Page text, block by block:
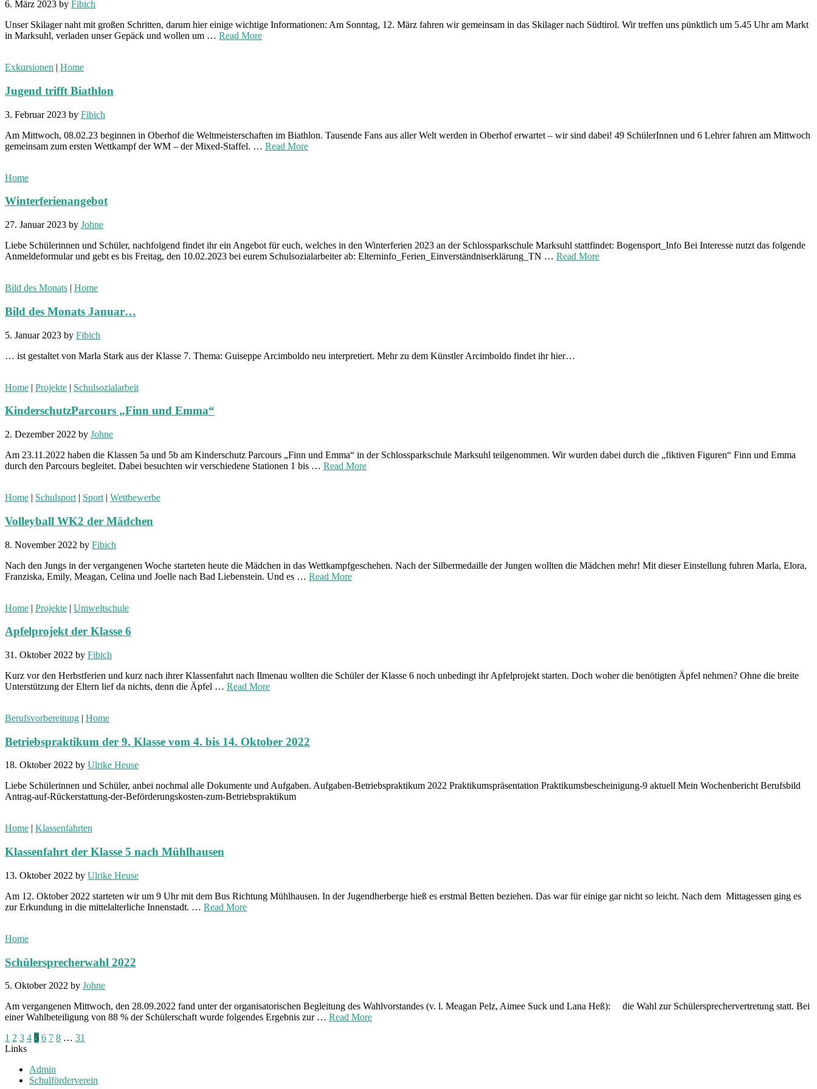
6. März 2023 by Fibich
Unser Skilager naht mit großen Schritten, darum hier einige wichtige Informationen: Am Sonntag, 12. März fahren wir gemeinsam in das Skilager nach Südtirol. Wir treffen uns pünktlich um 5.45 Uhr am Markt
in Marksuhl, verladen unser Gepäck und wollen um … Read More
Exkursionen | Home
Jugend trifft Biathlon
3. Februar 2023 by Fibich
Am Mittwoch, 08.02.23 beginnen in Oberhof die Weltmeisterschaften im Biathlon. Tausende Fans aus aller Welt werden in Oberhof erwartet – wir sind dabei! 49 SchülerInnen und 6 Lehrer fahren am Mittwoch
gemeinsam zum ersten Wettkampf der WM – der Mixed-Staffel. … Read More
Home
Winterferienangebot
27. Januar 2023 by Johne
Liebe Schülerinnen und Schüler, nachfolgend findet ihr ein Angebot für euch, welches in den Winterferien 2023 an der Schlossparkschule Marksuhl stattfindet: Bogensport_Info Bei Interesse nutzt das folgende
Anmeldeformular und gebt es bis Freitag, den 10.02.2023 bei eurem Schulsozialarbeiter ab: Elterninfo_Ferien_Einverständniserklärung_TN … Read More
Bild des Monats | Home
Bild des Monats Januar…
5. Januar 2023 by Fibich
… ist gestaltet von Marla Stark aus der Klasse 7. Thema: Guiseppe Arcimboldo neu interpretiert. Mehr zu dem Künstler Arcimboldo findet ihr hier…
Home | Projekte | Schulsozialarbeit
KinderschutzParcours „Finn und Emma“
2. Dezember 2022 by Johne
Am 23.11.2022 haben die Klassen 5a und 5b am Kinderschutz Parcours „Finn und Emma“ in der Schlossparkschule Marksuhl teilgenommen. Wir wurden dabei durch die „fiktiven Figuren“ Finn und Emma
durch den Parcours begleitet. Dabei besuchten wir verschiedene Stationen 1 bis … Read More
Home | Schulsport | Sport | Wettbewerbe
Volleyball WK2 der Mädchen
8. November 2022 by Fibich
Nach den Jungs in der vergangenen Woche starteten heute die Mädchen in das Wettkampfgeschehen. Nach der Silbermedaille der Jungen wollten die Mädchen mehr! Mit dieser Einstellung fuhren Marla, Elora,
Franziska, Emily, Meagan, Celina und Joelle nach Bad Liebenstein. Und es … Read More
Home | Projekte | Umweltschule
Apfelprojekt der Klasse 6
31. Oktober 2022 by Fibich
Kurz vor den Herbstferien und kurz nach ihrer Klassenfahrt nach Ilmenau wollten die Schüler der Klasse 6 noch unbedingt ihr Apfelprojekt starten. Doch woher die benötigten Äpfel nehmen? Ohne die breite
Unterstützung der Eltern lief da nichts, denn die Äpfel … Read More
Berufsvorbereitung | Home
Betriebspraktikum der 9. Klasse vom 4. bis 14. Oktober 2022
18. Oktober 2022 by Ulrike Heuse
Liebe Schülerinnen und Schüler, anbei nochmal alle Dokumente und Aufgaben. Aufgaben-Betriebspraktikum 2022 Praktikumspräsentation Praktikumsbescheinigung-9 aktuell Mein Wochenbericht Berufsbild
Antrag-auf-Rückerstattung-der-Beförderungskosten-zum-Betriebspraktikum
Home | Klassenfahrten
Klassenfahrt der Klasse 5 nach Mühlhausen
13. Oktober 2022 by Ulrike Heuse
Am 12. Oktober 2022 starteten wir um 9 Uhr mit dem Bus Richtung Mühlhausen. In der Jugendherberge hieß es erstmal Betten beziehen. Das war für einige gar nicht so leicht. Nach dem Mittagessen ging es
zur Erkundung in die mittelalterliche Innenstadt. … Read More
Home
Schülersprecherwahl 2022
5. Oktober 2022 by Johne
Am vergangenen Mittwoch, den 28.09.2022 fand unter der organisatorischen Begleitung des Wahlvorstandes (v. l. Meagan Pelz, Aimee Suck und Lana Heß): die Wahl zur Schülersprechervertretung statt. Bei
einer Wahlbeteiligung von 88 % der Schülerschaft wurde folgendes Ergebnis zur … Read More
Seitennummerierung
der
Beiträge
1 2 3 4 5 6 7 8 … 31
Links
Admin
Schulförderverein